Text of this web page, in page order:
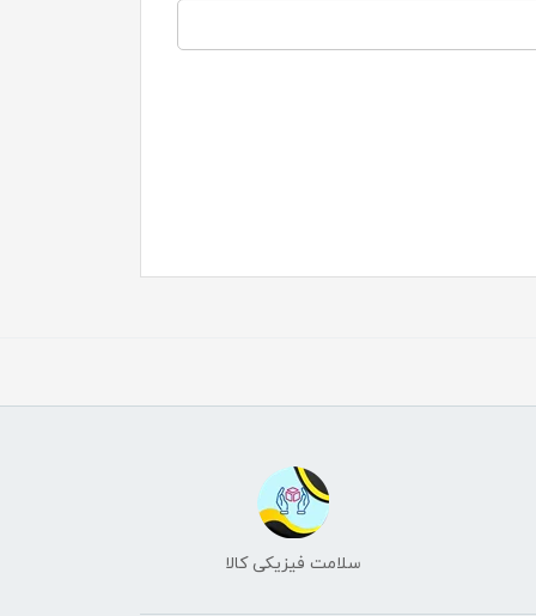
سلامت فیزیکی کالا